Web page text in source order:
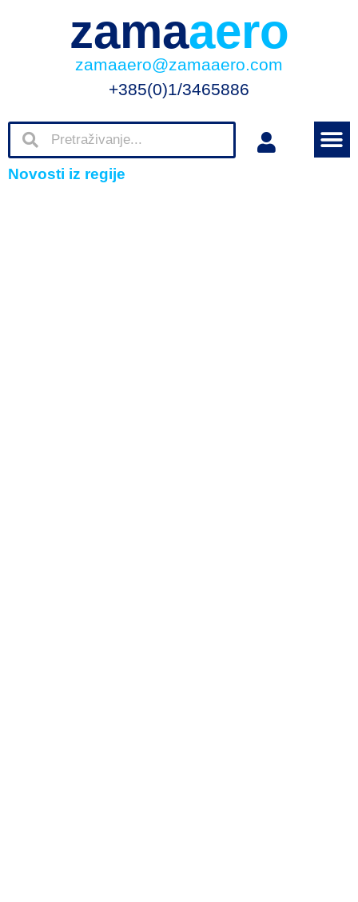
zamaaero
zamaaero@zamaaero.com
+385(0)1/3465886
Novosti iz regije